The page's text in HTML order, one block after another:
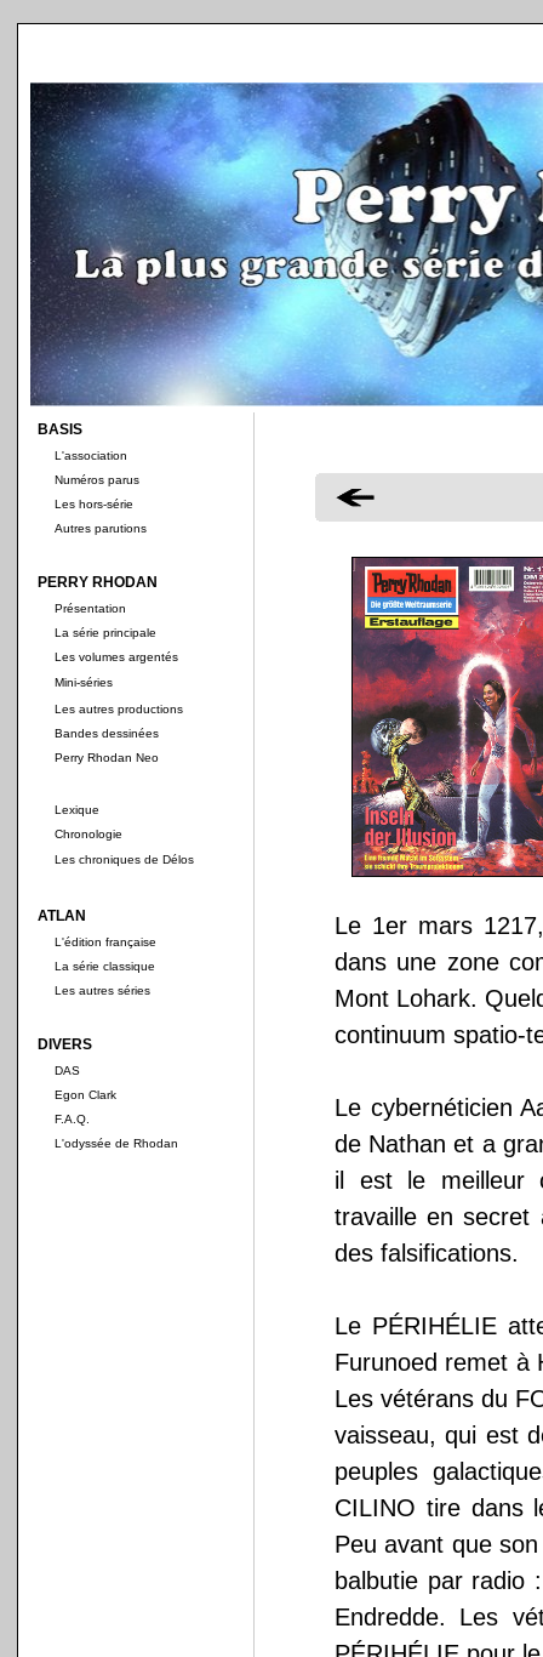
BASIS
L'association
Numéros parus
Les hors-série
Autres parutions
PERRY RHODAN
Présentation
La série principale
Les volumes argentés
Mini-séries
Les autres productions
Bandes dessinées
Perry Rhodan Neo
Lexique
Chronologie
Les chroniques de Délos
ATLAN
L'édition française
La série classique
Les autres séries
DIVERS
DAS
Egon Clark
F.A.Q.
L'odyssée de Rhodan
Le 1er mars
dans une zone
Mont Lohark.
continuum spatio-
Le cybernéticien
de Nathan et a
il est le meilleur
travaille en secret
des falsifications.
Le PÉRIHÉLIE
Furunoed remet à
Les vétérans du
vaisseau, qui est
peuples
CILINO tire dans
Peu avant que
balbutie par radio
Endredde. Les